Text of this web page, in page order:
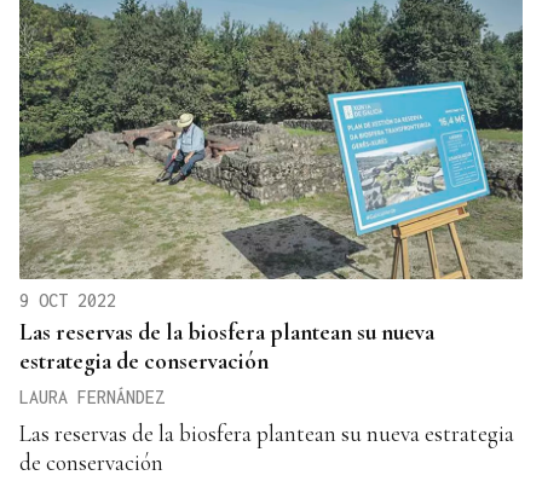
9 OCT 2022
Las reservas de la biosfera plantean su nueva
estrategia de conservación
LAURA FERNÁNDEZ
Las reservas de la biosfera plantean su nueva estrategia
de conservación